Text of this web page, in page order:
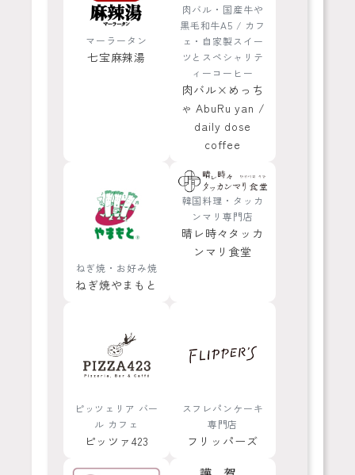
マーラータン
七宝麻辣湯
肉バル・国産牛や
黒毛和牛A5 / カフ
ェ・自家製スイー
ツとスペシャリテ
ィーコーヒー
肉バル×めっち
ゃ AbuRu yan /
daily dose
coffee
ねぎ焼・お好み焼
ねぎ焼やまもと
韓国料理・タッカ
ンマリ専門店
晴レ時々タッカ
ンマリ食堂
ピッツェリア バー
ル カフェ
ピッツァ423
スフレパンケーキ
専門店
フリッパーズ